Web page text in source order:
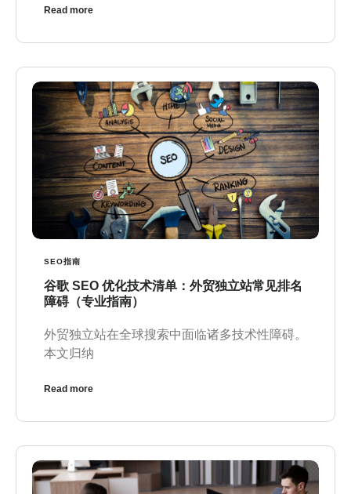
Read more
SEO指南
谷歌 SEO 优化技术清单：外贸独立站常见排名
障碍（专业指南）
外贸独立站在全球搜索中面临诸多技术性障碍。
本文归纳
Read more